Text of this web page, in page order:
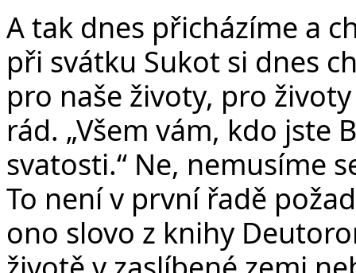
A tak dnes přicházíme a
při svátku Sukot si dnes
pro naše životy, pro
rád. „Všem vám, kdo jste
svatosti.“ Ne, nemusíme
To není v první řadě
ono slovo z knihy